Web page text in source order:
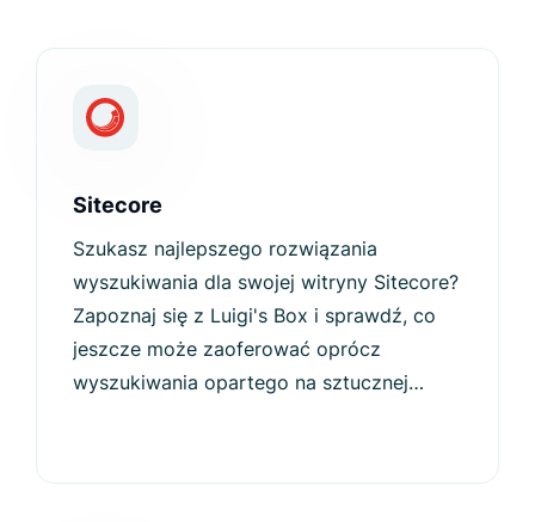
Sitecore
Szukasz najlepszego rozwiązania
wyszukiwania dla swojej witryny Sitecore?
Zapoznaj się z Luigi's Box i sprawdź, co
jeszcze może zaoferować oprócz
wyszukiwania opartego na sztucznej